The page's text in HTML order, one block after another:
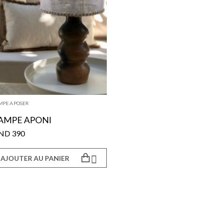
A POSER
APONI
390 TND
AJOUTER AU PANIER 